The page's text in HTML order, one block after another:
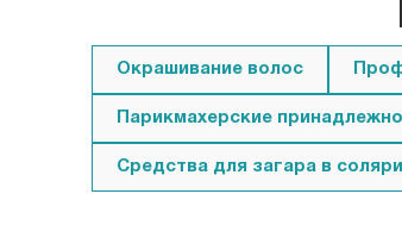
Окрашивание волос
Парикмахерские
Средства для загара в